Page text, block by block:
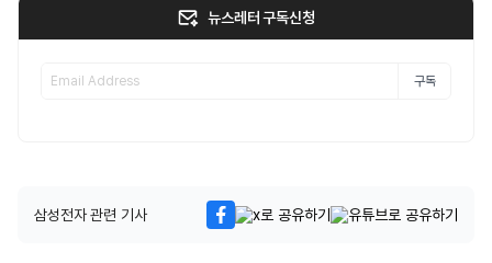
뉴스레터 구독신청
구독
삼성전자 관련 기사